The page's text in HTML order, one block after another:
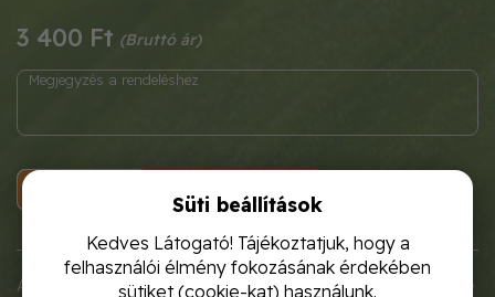
3 400 Ft
KOSÁRBA
A horganyzott lemezből készültönetető kb. 30 csirke
Süti beállítások
Kedves Látogató! Tájékoztatjuk, hogy a
felhasználói élmény fokozásának érdekében
sütiket (cookie-kat) használunk.